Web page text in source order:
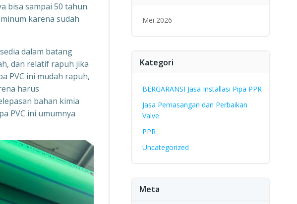
bisa sampai 50 tahun.
karena sudah
dalam batang
dan relatif rapuh jika
PVC ini mudah rapuh,
harus
bahan kimia
PVC ini umumnya
Mei 2026
Kategori
BERGARANSI Jasa Installasi Pipa PPR
Jasa Pemasangan dan Perbaikan
Valve
PPR
Uncategorized
Meta